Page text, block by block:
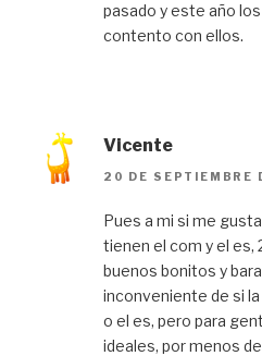
pasado y este año
contento con ellos.
Vicente
20 DE
Pues a mi si me
tienen el com y el es,
buenos bonitos y
inconveniente de si
o el es, pero para
ideales, por menos